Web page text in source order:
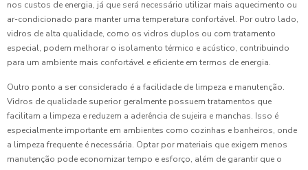
nos custos de energia, já que será necessário utilizar mais aquecimento ou
ar-condicionado para manter uma temperatura confortável. Por outro lado,
vidros de alta qualidade, como os vidros duplos ou com tratamento
especial, podem melhorar o isolamento térmico e acústico, contribuindo
para um ambiente mais confortável e eficiente em termos de energia.
Outro ponto a ser considerado é a facilidade de limpeza e manutenção.
Vidros de qualidade superior geralmente possuem tratamentos que
facilitam a limpeza e reduzem a aderência de sujeira e manchas. Isso é
especialmente importante em ambientes como cozinhas e banheiros, onde
a limpeza frequente é necessária. Optar por materiais que exigem menos
manutenção pode economizar tempo e esforço, além de garantir que o